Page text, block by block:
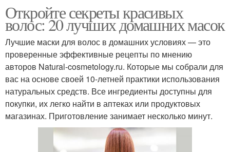
Откройте секреты красивых
волос: 20 лучших домашних масок
Лучшие маски для волос в домашних условиях — это
проверенные эффективные рецепты по мнению
авторов Natural-cosmetology.ru. Которые мы собрали для
вас на основе своей 10-летней практики использования
натуральных средств. Все ингредиенты доступны для
покупки, их легко найти в аптеках или продуктовых
магазинах. Приготовление занимает несколько минут.